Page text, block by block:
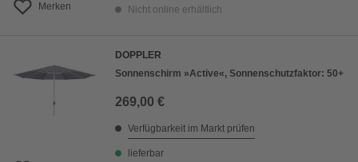
Merken Nicht online erhältlich
DOPPLER
Sonnenschirm »Active«, Sonnenschutzfaktor: 50+
269,00 €
Verfügbarkeit im Markt prüfen
lieferbar